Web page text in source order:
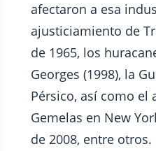
afectaron a esa
ajusticiamiento de
de 1965, los
Georges (1998), la
Pérsico, así como el
Gemelas en New
de 2008, entre otros.